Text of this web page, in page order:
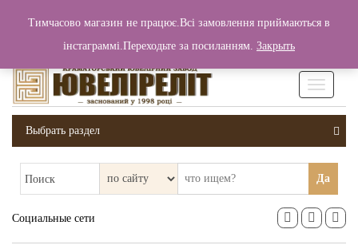
Вход / Регистрация 0 грн.
Выбрать раздел
Поиск Да
Социальные сети
Тимчасово магазин не працює.Всі замовлення приймаються в
інстаграммі.Переходьте за посиланням. Закрыть